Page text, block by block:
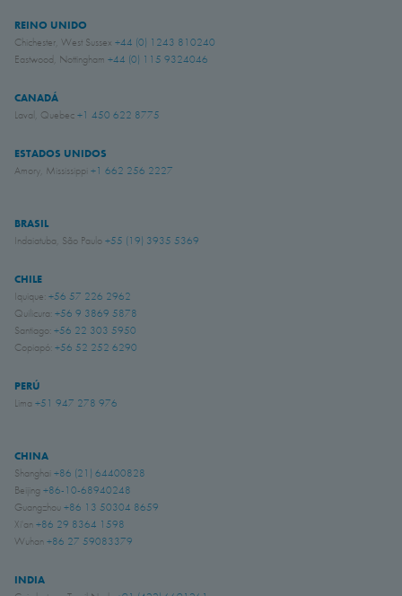
REINO UNIDO
Chichester, West Sussex +44 (0) 1243 810240
Eastwood, Nottingham +44 (0) 115 9324046
CANADÁ
Laval, Quebec+1 450 622 8775
ESTADOS UNIDOS
Amory, Mississippi +1 662 256 2227
BRASIL
Indaiatuba, São Paulo +55 (19) 3935 5369
CHILE
Iquique: +56 57 226 2962
Quilicura: +56 9 3869 5878
Santiago: +56 22 303 5950
Copiapó: +56 52 252 6290
PERÚ
Lima +51 947 278 976
CHINA
Shanghai +86 (21) 64400828
Beijing +86-10-68940248
Guangzhou +86 13 50304 8659
Xi'an +86 29 8364 1598
Wuhan +86 27 59083379
INDIA